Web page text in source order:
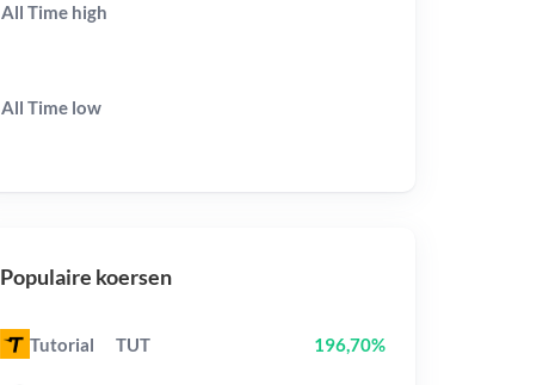
All Time high
All Time low
Populaire koersen
Tutorial TUT 196,70%